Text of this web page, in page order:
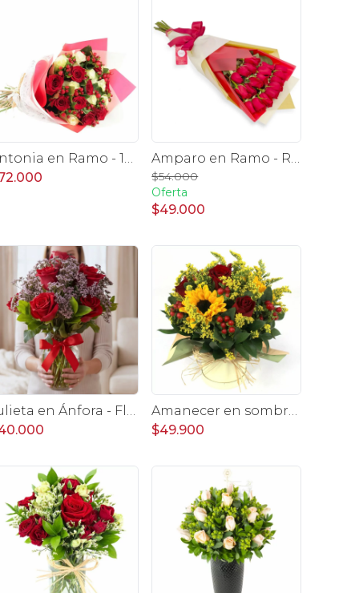
Antonia en Ramo - 18 rosas mix blanco y rojo con hypericum
Amparo en Ramo - Ramo extendido 18 rosas ecuatoriana rojo
$54.000
Oferta
$49.000
Julieta en Ánfora - Florero con 10 rosas rojo y limonium
Amanecer en sombrerero - Arreglo floral de girasoles, rosas rojo, e hypericum
$49.900